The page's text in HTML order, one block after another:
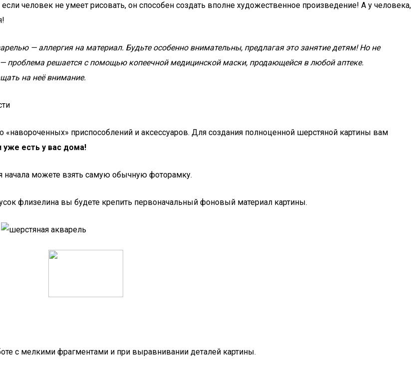
человек не умеет рисовать, он способен создать вполне художественное произведение! А у человека,
— аллергия на материал. Будьте особенно внимательны, предлагая это занятие детям! Но не
проблема решается с помощью копеечной медицинской маски, продающейся в любой аптеке.
на неё внимание.
«навороченных» приспособлений и аксессуаров. Для создания полноценной шерстяной картины вам
есть у вас дома!
можете взять самую обычную фоторамку.
флизелина вы будете крепить первоначальный фоновый материал картины.
с мелкими фрагментами и при выравнивании деталей картины.